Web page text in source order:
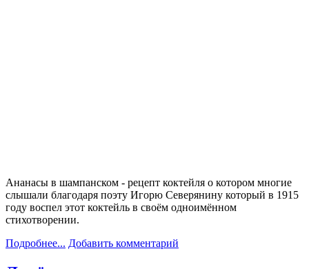
Ананасы в шампанском - рецепт коктейля о котором многие
слышали благодаря поэту Игорю Северянину который в 1915
году воспел этот коктейль в своём одноимённом
стихотворении.
Подробнее... Добавить комментарий